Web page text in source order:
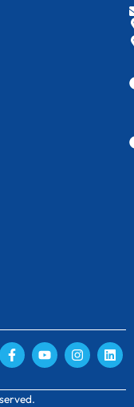
F
a
c
e
b
Y
o
u
t
I
n
s
t
L
i
n
k